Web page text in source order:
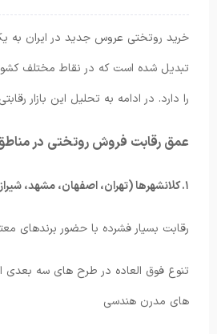
خرید روتختی عروس جدید در ایران به
تبدیل شده است که در نقاط مختلف
را دارد. در ادامه به تحلیل این بازار
عمق رقابت فروش روتختی در
۱. کلانشهرها (تهران، اصفهان، مشهد، شیراز):
رقابت بسیار فشرده با حضور برندهای
تنوع فوق العاده در طرح های سه بعدی
های مدرن هندسی